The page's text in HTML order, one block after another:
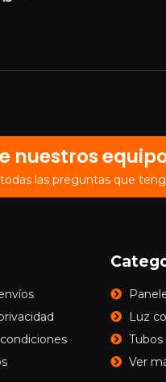
nuestros
las preguntas que
Luz
Ver